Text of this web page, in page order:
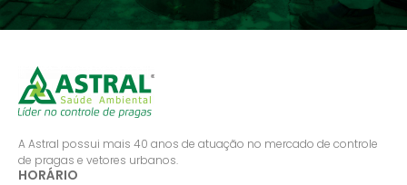
A Astral possui mais 40 anos de atuação no mercado de controle
de pragas e vetores urbanos.
HORÁRIO